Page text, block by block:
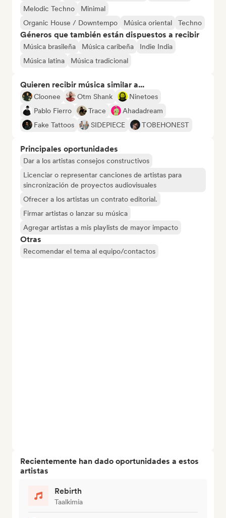
Melodic Techno
Minimal
Organic House / Downtempo
Música oriental Techno
Géneros que también están dispuestos a recibir
Música brasileña Música caribeña
Indie India
Música latina
Música tradicional
Quieren recibir música similar a...
Cloonee Otm Shank
Ninetoes
Pablo Fierro
Trace
Ahadadream
Fake Tattoos
SIDEPIECE TOBEHONEST
Principales oportunidades
Dar a los artistas consejos constructivos
Licenciar o representar canciones de artistas para
sincronización de proyectos audiovisuales
Ofrecer a los artistas un contrato editorial.
Firmar artistas o lanzar su música
Agregar artistas a mis playlists de mayor impacto
Otras
Recomendar el tema al equipo/contactos
Recientemente han dado oportunidades a estos
artistas
Rebirth
Taalkimia